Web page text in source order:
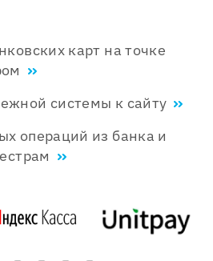
карт на точке
системы к сайту
операций из банка и